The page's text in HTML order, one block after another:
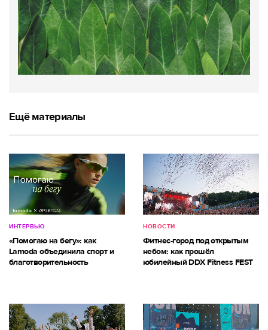
Ещё материалы
ИНТЕРВЬЮ
«Помогаю на бегу»: как
Lamoda объединила спорт и
благотворительность
НОВОСТИ
Фитнес-город под открытым
небом: как прошёл
юбилейный DDX Fitness FEST